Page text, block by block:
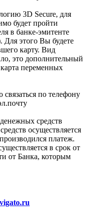
3D Secure, для
будет пройти
в банке-эмитенте
этого Вы будете
карту. Вид
это дополнительный
переменных
по телефону
средств
осуществляется
платеж.
в срок от
от Банка, которым